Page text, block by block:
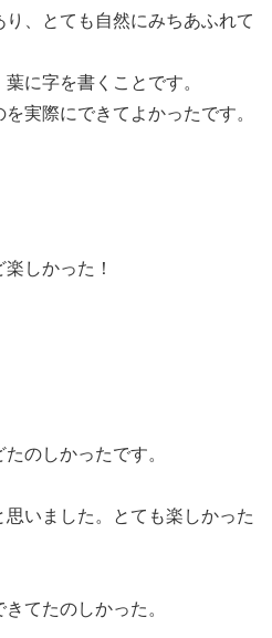
、とても自然にみちあふれて
に字を書くことです。
実際にできてよかったです。
しかった！
のしかったです。
いました。とても楽しかった
てたのしかった。